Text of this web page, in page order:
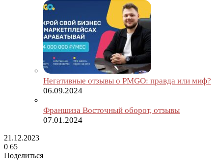
Негативные отзывы о PMGO: правда или миф?
06.09.2024
Франшиза Восточный оборот, отзывы
07.01.2024
21.12.2023
0 65
Поделиться